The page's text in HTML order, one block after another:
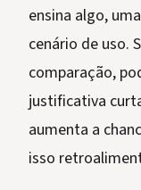
ensina algo,
cenário de uso.
comparação,
justificativa
aumenta a
isso